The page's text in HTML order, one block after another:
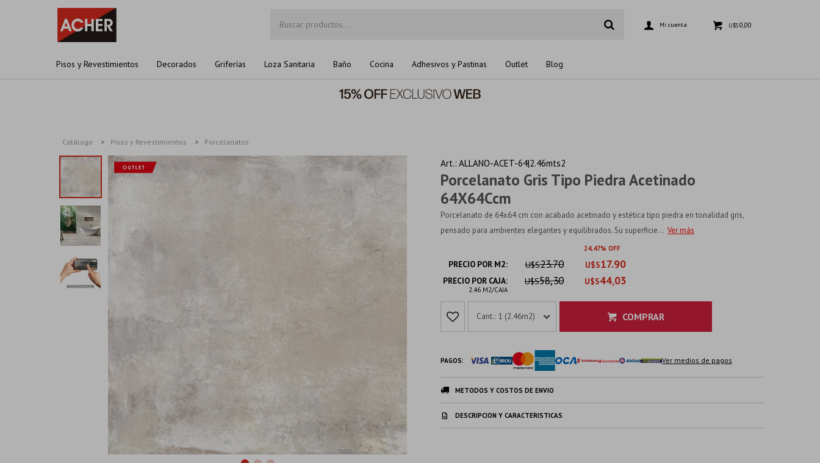
Pisos y Revestimientos Decorados Griferías Loza Sanitaria Baño Cocina Adhesivos y Pastinas Outlet Blog
U$S0,00
Catálogo Pisos y Revestimientos Porcelanatos
Porcelanato Gris Tipo Piedra Acetinado
64X64Ccm
ALLANO-ACET-64|2.46mts2
Porcelanato de 64x64 cm con acabado acetinado y estética tipo piedra en tonalidad gris,
pensado para ambientes elegantes y equilibrados. Su superficie... Ver más
24 47
PRECIO POR M2: U$S17.90
U$S23.70
PRECIO POR CAJA:
2.46 M2/CAJA
U$S44,03
U$S58,30
1 (2.46m2) COMPRAR
PAGOS: Ver medios de pagos
METODOS Y COSTOS DE ENVIO
DESCRIPCION Y CARACTERISTICAS